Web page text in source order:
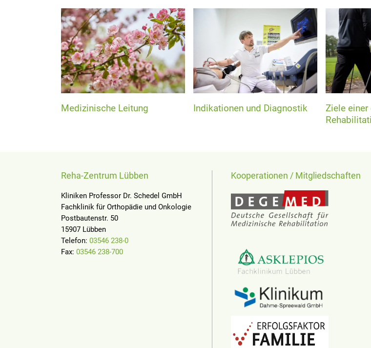
Medizinische Leitung Indikationen und Diagnostik
Ziele
Reha-Zentrum Lübben
Kliniken Professor Dr. Schedel GmbH
Fachklinik für Orthopädie und Onkologie
Postbautenstr. 50
15907 Lübben
Telefon: 03546 238-0
Fax: 03546 238-700
Kooperationen / Mitgliedschaften